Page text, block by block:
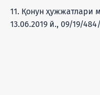
11. Қонун ҳужжатлари
13.06.2019 й., 09/19/